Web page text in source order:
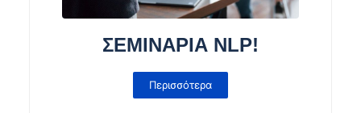
ΣΕΜΙΝΑΡΙΑ NLP!
Περισσότερα